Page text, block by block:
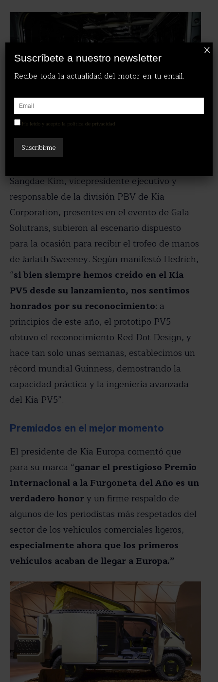
Sangdae Kim, vicepresidente ejecutivo y
responsable de la división PBV de Kia
Corporation, presentes en el evento de Gala
Solutrans, subieron al escenario dispuesto
para la ocasión para recibir el trofeo de manos
de Jarlath Sweeney. Según manifestó Hedrich,
“si bien siempre hemos creído en el Kia
PV5 desde su lanzamiento, nos sentimos
honrados por su reconocimiento: a
principios de este año, el prototipo PV5
obtuvo el reconocimiento Red Dot Design, y
hace tan solo unas semanas, establecimos un
récord mundial Guinness, demostrando la
capacidad práctica y la ingeniería avanzada
del Kia PV5”.
Premiados en el mejor momento
El presidente de Kia Europa comentó que
para su marca “ganar el prestigioso Premio
Internacional a la Furgoneta del Año es un
verdadero honory un firme respaldo de
algunos de los periodistas más respetados del
sector de los vehículos comerciales ligeros,
especialmente ahora que los primeros
vehículos acaban de llegar a Europa.”
Suscríbete a nuestro newsletter
Recibe toda la actualidad del motor en tu email.
He leído y acepto la política de privacidad
X